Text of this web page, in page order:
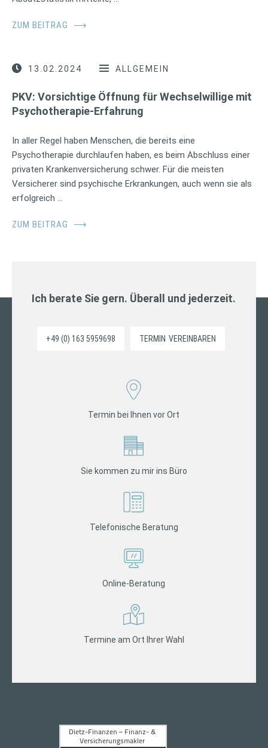
ZUM BEITRAG ⟶
13.02.2024 ALLGEMEIN
PKV: Vorsichtige Öffnung für Wechselwillige mit
Psychotherapie-Erfahrung
In aller Regel haben Menschen, die bereits eine
Psychotherapie durchlaufen haben, es beim Abschluss einer
privaten Krankenversicherung schwer. Für die meisten
Versicherer sind psychische Erkrankungen, auch wenn sie als
erfolgreich …
ZUM BEITRAG ⟶
Ich berate Sie gern. Überall und jederzeit.
+49 (0) 163 5959698 TERMIN VEREINBAREN
Termin bei Ihnen vor Ort
Sie kommen zu mir ins Büro
Telefonische Beratung
Online-Beratung
Termine am Ort Ihrer Wahl